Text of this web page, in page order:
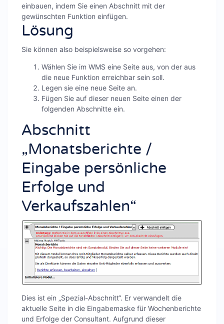
einbauen, indem Sie einen Abschnitt mit der
gewünschten Funktion einfügen.
Lösung
Sie können also beispielsweise so vorgehen:
Wählen Sie im WMS eine Seite aus, von der aus
die neue Funktion erreichbar sein soll.
Legen sie eine neue Seite an.
Fügen Sie auf dieser neuen Seite einen der
folgenden Abschnitte ein.
Abschnitt
„Monatsberichte /
Eingabe persönliche
Erfolge und
Verkaufszahlen“
Dies ist ein „Spezial-Abschnitt“. Er verwandelt die
aktuelle Seite in die Eingabemaske für Wochenberichte
und Erfolge der Consultant. Aufgrund dieser